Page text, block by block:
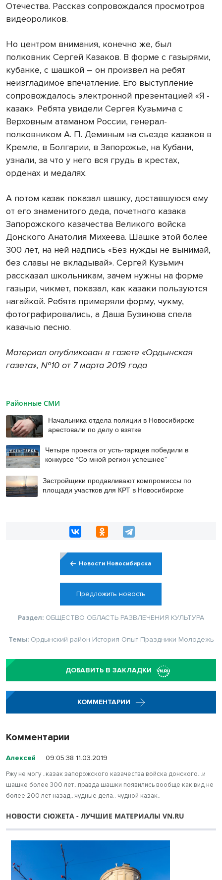
Отечества. Рассказ сопровождался просмотров
видеороликов.
Но центром внимания, конечно же, был
полковник Сергей Казаков. В форме с газырями,
кубанке, с шашкой – он произвел на ребят
неизгладимое впечатление. Его выступление
сопровождалось электронной презентацией «Я -
казак». Ребята увидели Сергея Кузьмича с
Верховным атаманом России, генерал-
полковником А. П. Деминым на съезде казаков в
Кремле, в Болгарии, в Запорожье, на Кубани,
узнали, за что у него вся грудь в крестах,
орденах и медалях.
А потом казак показал шашку, доставшуюся ему
от его знаменитого деда, почетного казака
Запорожского казачества Великого войска
Донского Анатолия Михеева. Шашке этой более
300 лет, на ней надпись «Без нужды не вынимай,
без славы не вкладывай». Сергей Кузьмич
рассказал школьникам, зачем нужны на форме
газыри, чикмет, показал, как казаки пользуются
нагайкой. Ребята примеряли форму, чукму,
фотографировались, а Даша Бузинова спела
казачью песню.
Материал опубликован в газете «Ордынская
газета», №10 от 7 марта 2019 года
Районные СМИ
Начальника отдела полиции в Новосибирске
арестовали по делу о взятке
Четыре проекта от усть-таркцев победили в
конкурсе “Со мной регион успешнее”
Застройщики продавливают компромиссы по
площади участков для КРТ в Новосибирске
Новости Новосибирска
Предложить новость
Раздел: ОБЩЕСТВО ОБЛАСТЬ РАЗВЛЕЧЕНИЯ КУЛЬТУРА
Темы: Ордынский район История Опыт Праздники Молодежь
ДОБАВИТЬ В ЗАКЛАДКИ
КОММЕНТАРИИ
Комментарии
Алексей 09:05:38 11.03.2019
Ржу не могу ..казак запорожского казачества войска донского...и
шашке более 300 лет...правда шашки появились вообще как вид не
более 200 лет назад...чудные дела.. чудной казак..
НОВОСТИ СЮЖЕТА - ЛУЧШИЕ МАТЕРИАЛЫ VN.RU